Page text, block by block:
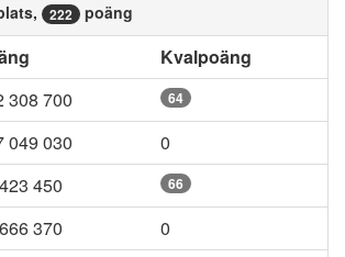
222 poäng
Kvalpoäng
308 700 64
049 030
0
450 66
370
0